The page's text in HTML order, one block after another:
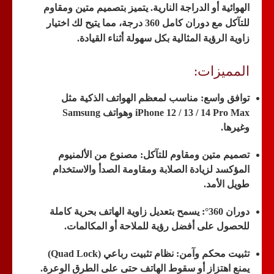
الهوائية أو الدراجة النارية. يتميز بتصميم متين ومقاوم
للتآكل مع دوران كامل 360 درجة
، مما يتيح لك اختيار
زاوية الرؤية المثالية بكل سهولة أثناء القيادة.
المميزات:
توافق واسع: مناسب لمعظم الهواتف الذكية مثل
iPhone 12 / 13 / 14 Pro Max وهواتف Samsung
وغيرها.
تصميم متين ومقاوم للتآكل: مصنوع من الألمنيوم
المؤكسد لزيادة الصلابة ومقاومة الصدأ والاستخدام
طويل الأمد.
دوران 360°:
يسمح بتعديل زاوية الهاتف بحرية كاملة
للحصول على أفضل رؤية للملاحة أو المكالمات.
تثبيت محكم وآمن:
نظام تثبيت رباعي (Quad Lock)
يمنع اهتزاز أو سقوط الهاتف حتى على الطرق الوعرة.